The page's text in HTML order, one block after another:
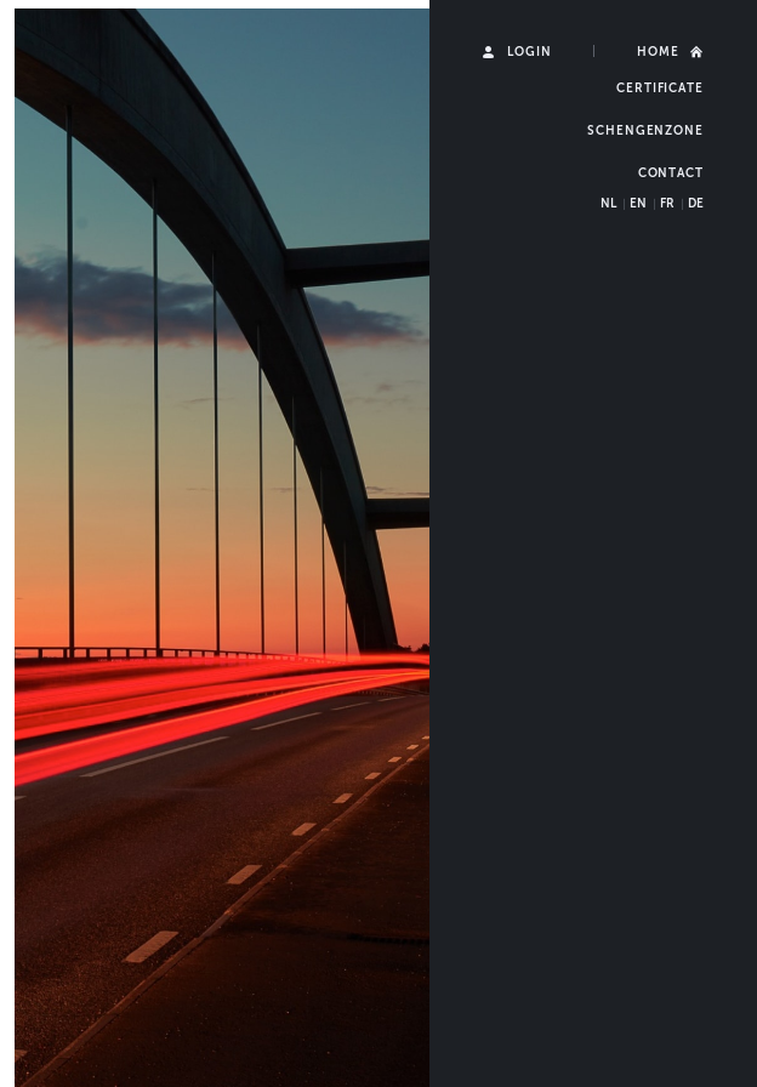
LOGIN HOME
CERTIFICATE
SCHENGENZONE
CONTACT
NL EN FR DE